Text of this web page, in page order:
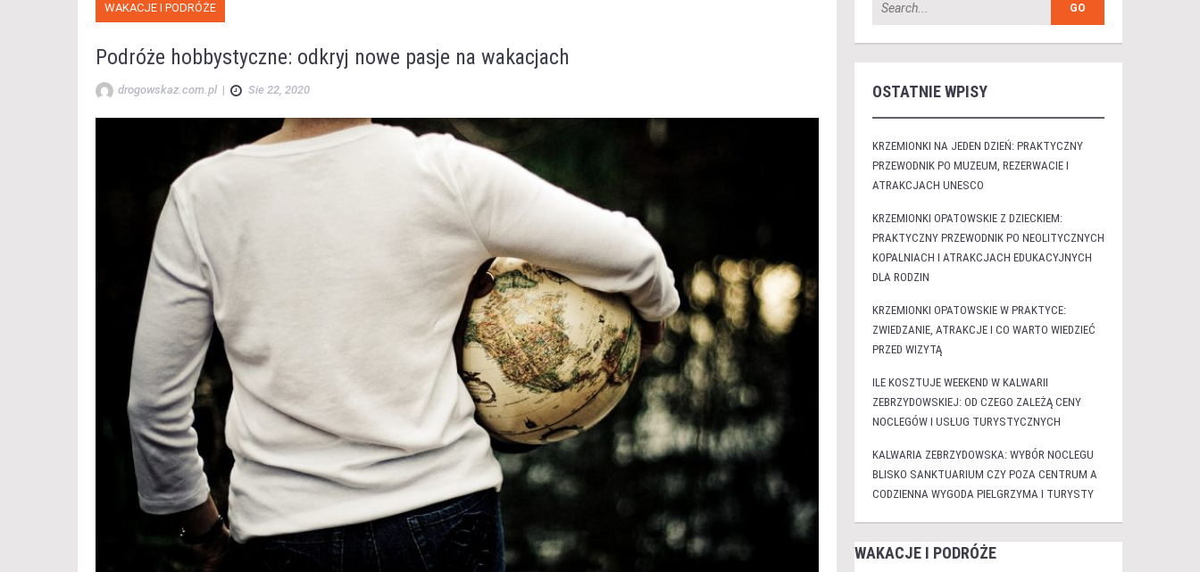
WAKACJE I PODRÓŻE
Podróże hobbystyczne: odkryj nowe pasje na wakacjach
drogowskaz.com.pl | Sie 22, 2020 OSTATNIE WPISY
KRZEMIONKI NA JEDEN DZIEŃ: PRAKTYCZNY
PRZEWODNIK PO MUZEUM, REZERWACIE I
ATRAKCJACH UNESCO
KRZEMIONKI OPATOWSKIE Z DZIECKIEM:
PRAKTYCZNY PRZEWODNIK PO NEOLITYCZNYCH
KOPALNIACH I ATRAKCJACH EDUKACYJNYCH
DLA RODZIN
KRZEMIONKI OPATOWSKIE W PRAKTYCE:
ZWIEDZANIE, ATRAKCJE I CO WARTO WIEDZIEĆ
PRZED WIZYTĄ
ILE KOSZTUJE WEEKEND W KALWARII
ZEBRZYDOWSKIEJ: OD CZEGO ZALEŻĄ CENY
NOCLEGÓW I USŁUG TURYSTYCZNYCH
KALWARIA ZEBRZYDOWSKA: WYBÓR NOCLEGU
BLISKO SANKTUARIUM CZY POZA CENTRUM A
CODZIENNA WYGODA PIELGRZYMA I TURYSTY
WAKACJE I PODRÓŻE